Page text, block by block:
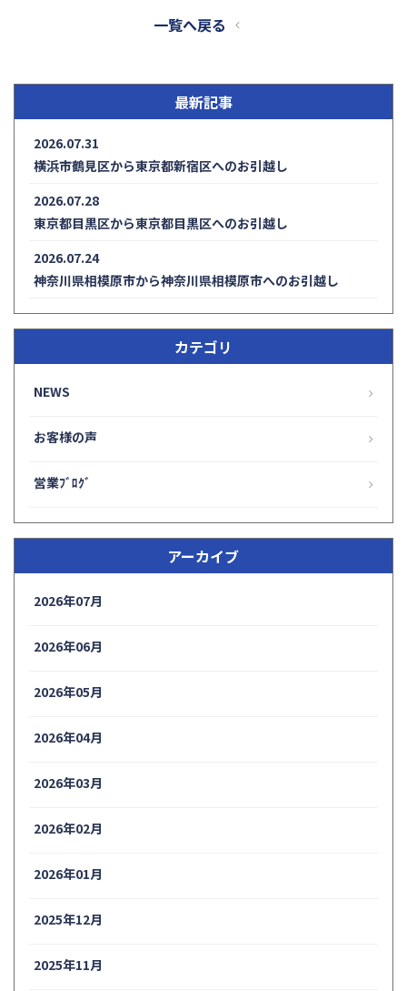
一覧へ戻る
最新記事
2026.07.31
横浜市鶴見区から東京都新宿区へのお引越し
2026.07.28
東京都目黒区から東京都目黒区へのお引越し
2026.07.24
神奈川県相模原市から神奈川県相模原市へのお引越し
カテゴリ
NEWS
お客様の声
営業ﾌﾞﾛｸﾞ
アーカイブ
2026年07月
2026年06月
2026年05月
2026年04月
2026年03月
2026年02月
2026年01月
2025年12月
2025年11月